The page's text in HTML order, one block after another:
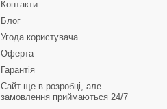
Контакти
Блог
Угода користувача
Оферта
Гарантія
Сайт ще в розробці, але
замовлення приймаються 24/7